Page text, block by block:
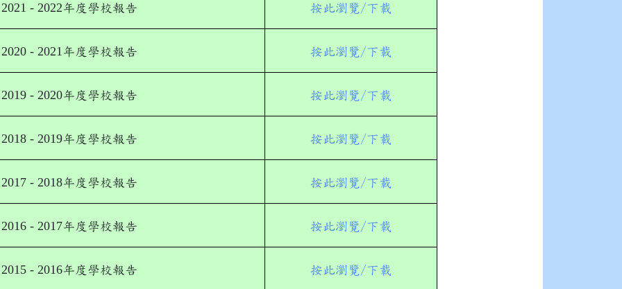
2021 - 2022年度學校報告 按此瀏覽/下載
2020 - 2021年度學校報告 按此瀏覽/下載
2019 - 2020年度學校報告 按此瀏覽/下載
2018 - 2019年度學校報告 按此瀏覽/下載
2017 - 2018年度學校報告 按此瀏覽/下載
2016 - 2017年度學校報告 按此瀏覽/下載
2015 - 2016年度學校報告 按此瀏覽/下載